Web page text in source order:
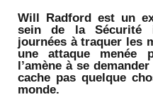
Will Radford est un
sein de la Sécurité
journées à traquer les
une attaque menée
l’amène à se
cache pas quelque
monde.